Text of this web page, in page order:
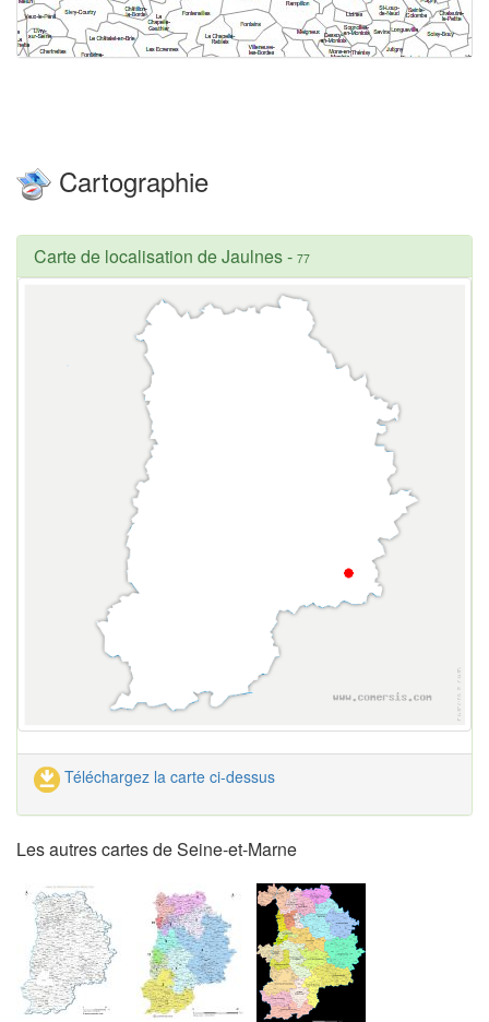
Cartographie
Carte de localisation de Jaulnes- 77
Téléchargez la carte ci-dessus
Les autres cartes de Seine-et-Marne